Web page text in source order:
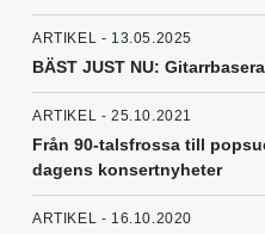
ARTIKEL - 13.05.2025
BÄST JUST NU:
ARTIKEL - 25.10.2021
Från 90-talsfrossa till
dagens konsertnyheter
ARTIKEL - 16.10.2020